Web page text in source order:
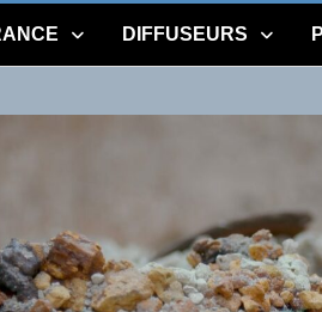
DIFFUSEURS